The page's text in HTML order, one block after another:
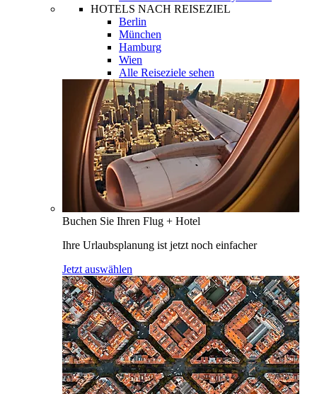
HOTELS NACH REISEZIEL
Berlin
München
Hamburg
Wien
Alle Reiseziele sehen
Buchen Sie Ihren Flug + Hotel
Ihre Urlaubsplanung ist jetzt noch einfacher
Jetzt auswählen